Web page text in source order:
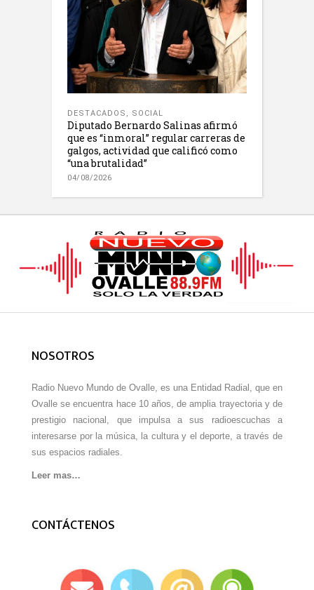
DESTACADOS , SOCIAL
Diputado Bernardo Salinas afirmó
que es “inmoral” regular carreras de
galgos, actividad que calificó como
“una brutalidad”
04/08/2026
NOSOTROS
Radio Nuevo Mundo de Ovalle, es una Entidad Radial, que en
Ovalle se encuentra hace 10 años, de amplia trayectoria y de
prestigio nacional, que impulsa a sus radioescuchas a
interesarse por la música, la cultura y el deporte, a través de
sus espacios radiales.
Leer mas…
CONTÁCTENOS